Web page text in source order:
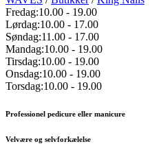
Fredag:10.00 - 19.00
Lørdag:10.00 - 17.00
Søndag:11.00 - 17.00
Mandag:10.00 - 19.00
Tirsdag:10.00 - 19.00
Onsdag:10.00 - 19.00
Torsdag:10.00 - 19.00
Professionel pedicure eller manicure
Velvære og selvforkælelse